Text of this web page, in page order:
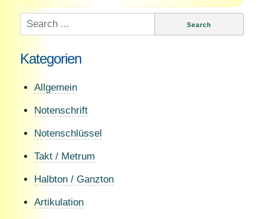
Search
for:
Kategorien
Allgemein
Notenschrift
Notenschlüssel
Takt / Metrum
Halbton / Ganzton
Artikulation